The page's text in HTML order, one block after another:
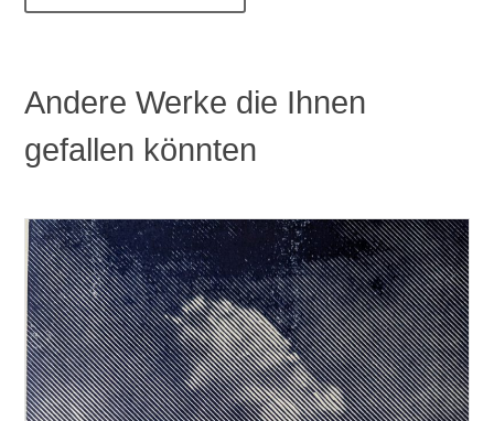
Andere Werke die Ihnen
gefallen könnten